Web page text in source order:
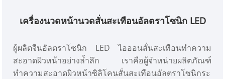
เครื่องนวดหน้านวดสั่นสะเทือนอัลตราโซนิก LED
ผู้ผลิตจีนอัลตราโซนิก LED ไอออนสั่นสะเทือนทำความ
สะอาดผิวหน้าอย่างล้ำลึก เราคือผู้จำหน่ายผลิตภัณฑ์
ทำความสะอาดผิวหน้าซิลิโคนสั่นสะเทือนอัลตราโซนิกระ